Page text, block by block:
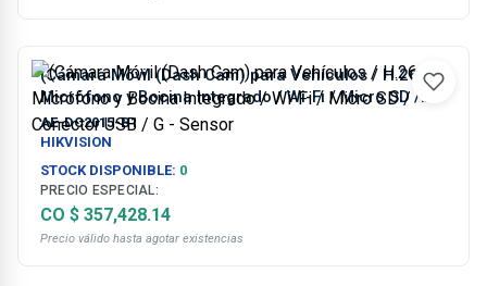
(Cámara Móvil (Dash Cam) para Vehículos / H.264 /
Micrófono y Bocina Integrado / Wi-Fi / Micro SD /
Conector USB / G - Sensor
AE-DC2015-B1
HIKVISION
STOCK DISPONIBLE: 0
PRECIO ESPECIAL:
CO $ 357,428.14
Precio válido hasta agotar existencias